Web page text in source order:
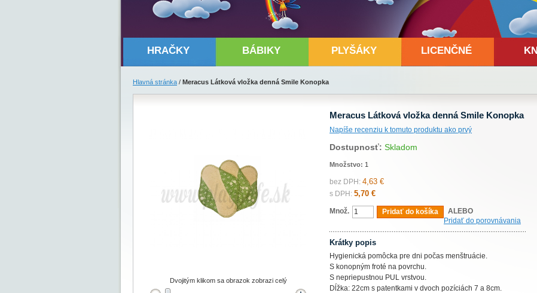
HRAČKY BÁBIKY PLYŠÁKY LICENČNÉ
Hlavná stránka / Meracus Látková vložka denná Smile Konopka
Meracus Látková vložka denná Smile Konopka
Napíše recenziu k tomuto produktu ako prvý
Dostupnosť: Skladom
Množstvo: 1
bez DPH: 4,63 €
s DPH: 5,70 €
Množ. Pridať do košíka
ALEBO
Pridať do porovnávania
Krátky popis
Hygienická pomôcka pre dni počas menštruácie.
S konopným froté na povrchu.
S nepriepustnou PUL vrstvou.
Dĺžka: 22cm s patentkami v dvoch pozíciách 7 a 8cm.
Dvojitým klikom sa obrazok zobrazi celý